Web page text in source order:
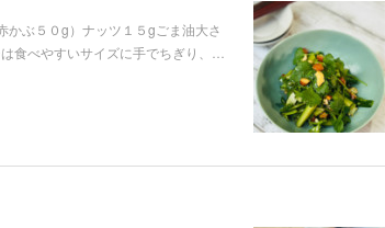
ぶ５０g）ナッツ１５gごま油大さ
食べやすいサイズに手でちぎり、…